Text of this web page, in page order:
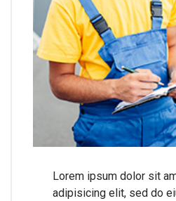
Lorem ipsum dolor sit
adipisicing elit, sed do